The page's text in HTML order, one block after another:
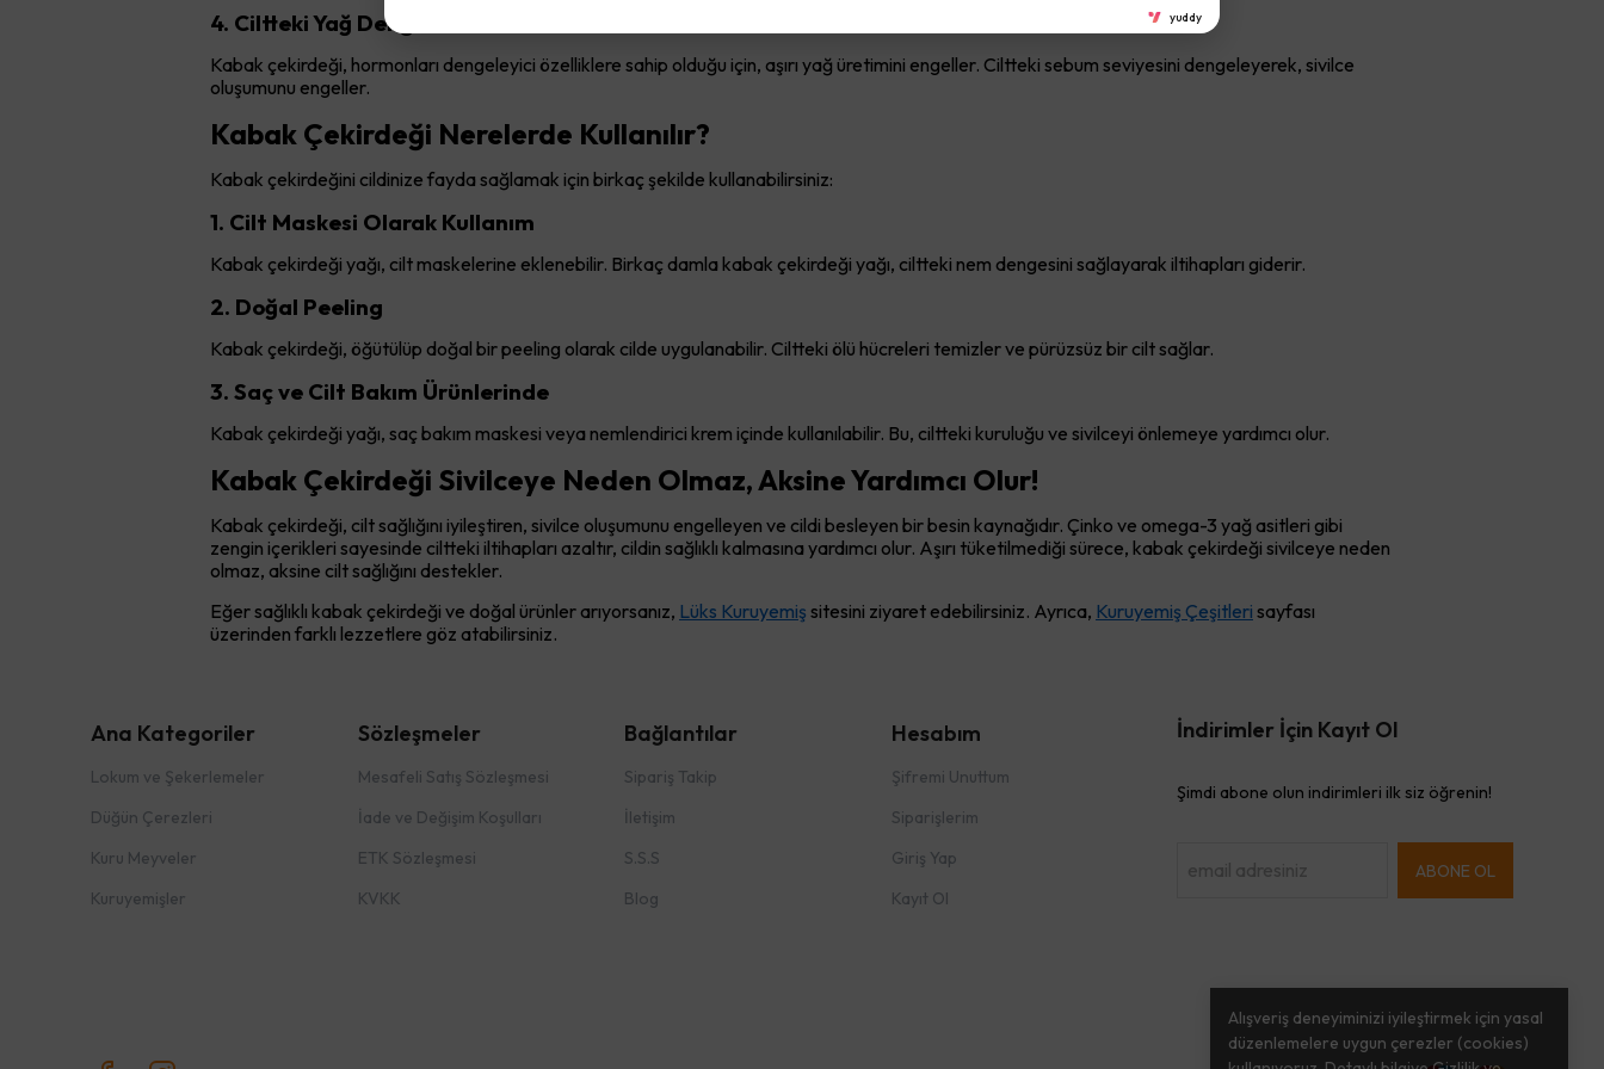
Alışveriş deneyiminizi iyileştirmek için yasal
düzenlemelere uygun çerezler (cookies)
4. Ciltteki Yağ Dengesini Düzenler
Kabak çekirdeği, hormonları dengeleyici özelliklere sahip olduğu için, aşırı yağ üretimini engeller. Ciltteki sebum seviyesini dengeleyerek, sivilce
oluşumunu engeller.
Kabak Çekirdeği Nerelerde Kullanılır?
Kabak çekirdeğini cildinize fayda sağlamak için birkaç şekilde kullanabilirsiniz:
1. Cilt Maskesi Olarak Kullanım
Kabak çekirdeği yağı, cilt maskelerine eklenebilir. Birkaç damla kabak çekirdeği yağı, ciltteki nem dengesini sağlayarak iltihapları giderir.
2. Doğal Peeling
Kabak çekirdeği, öğütülüp doğal bir peeling olarak cilde uygulanabilir. Ciltteki ölü hücreleri temizler ve pürüzsüz bir cilt sağlar.
3. Saç ve Cilt Bakım Ürünlerinde
Kabak çekirdeği yağı, saç bakım maskesi veya nemlendirici krem içinde kullanılabilir. Bu, ciltteki kuruluğu ve sivilceyi önlemeye yardımcı olur.
Kabak Çekirdeği Sivilceye Neden Olmaz, Aksine Yardımcı Olur!
Kabak çekirdeği, cilt sağlığını iyileştiren, sivilce oluşumunu engelleyen ve cildi besleyen bir besin kaynağıdır. Çinko ve omega-3 yağ asitleri gibi
zengin içerikleri sayesinde ciltteki iltihapları azaltır, cildin sağlıklı kalmasına yardımcı olur. Aşırı tüketilmediği sürece, kabak çekirdeği sivilceye neden
olmaz, aksine cilt sağlığını destekler.
Eğer sağlıklı kabak çekirdeği ve doğal ürünler arıyorsanız, Lüks Kuruyemiş sitesini ziyaret edebilirsiniz. Ayrıca, Kuruyemiş Çeşitleri sayfası
üzerinden farklı lezzetlere göz atabilirsiniz.
Ana Kategoriler
Lokum ve Şekerlemeler
Düğün Çerezleri
Kuru Meyveler
Kuruyemişler
Sözleşmeler
Mesafeli Satış Sözleşmesi
İade ve Değişim Koşulları
ETK Sözleşmesi
KVKK
Bağlantılar
Sipariş Takip
İletişim
S.S.S
Blog
Hesabım
Şifremi Unuttum
Siparişlerim
Giriş Yap
Kayıt Ol
İndirimler İçin Kayıt Ol
Şimdi abone olun indirimleri ilk siz öğrenin!
ABONE OL
yuddy